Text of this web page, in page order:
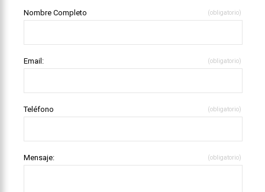
Nombre Completo (obligatorio)
Email: (obligatorio)
Teléfono (obligatorio)
Mensaje: (obligatorio)